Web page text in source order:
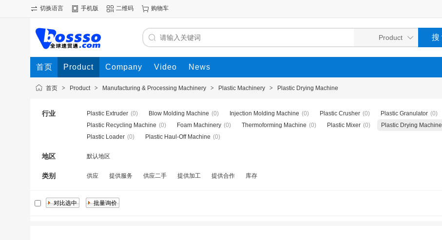
切换语言 手机版 二维码 购物车
首页 Product Company Video News
首页 > Product > Manufacturing & Processing Machinery > Plastic Machinery > Plastic Drying Machine
行业 Plastic Extruder (0) Blow Molding Machine (0) Injection Molding Machine (0) Plastic Crusher (0) Plastic Granulator (0)
Plastic Recycling Machine (0) Foam Machinery (0) Thermoforming Machine (0) Plastic Mixer (0) Plastic Drying Machine
Plastic Loader (0) Plastic Haul-Off Machine (0)
地区 默认地区
类别 供应 提供服务 供应二手 提供加工 提供合作 库存